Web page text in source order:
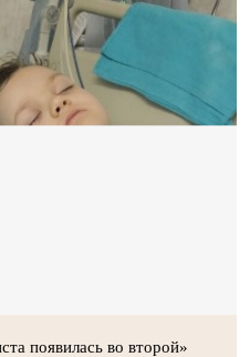
появилась во второй»